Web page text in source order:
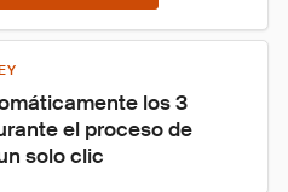
los 3
el proceso de
solo clic